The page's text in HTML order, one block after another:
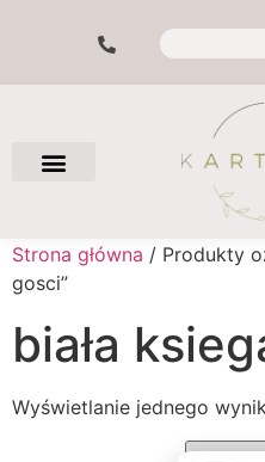
Strona główna / Produkty
gosci”
biała
Wyświetlanie jednego